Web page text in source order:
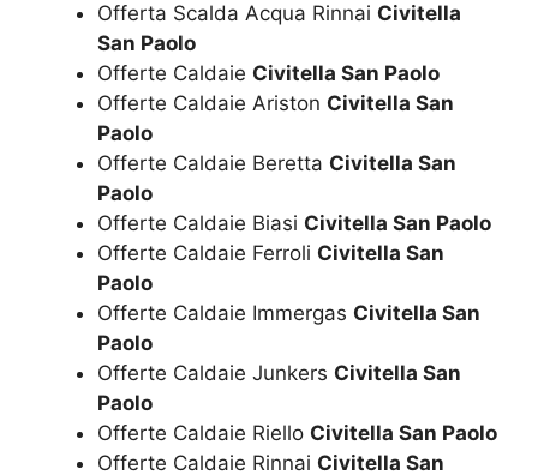
Offerta Scalda Acqua Rinnai Civitella
San Paolo
Offerte Caldaie Civitella San Paolo
Offerte Caldaie Ariston Civitella San
Paolo
Offerte Caldaie Beretta Civitella San
Paolo
Offerte Caldaie Biasi Civitella San Paolo
Offerte Caldaie Ferroli Civitella San
Paolo
Offerte Caldaie Immergas Civitella San
Paolo
Offerte Caldaie Junkers Civitella San
Paolo
Offerte Caldaie Riello Civitella San Paolo
Offerte Caldaie Rinnai Civitella San